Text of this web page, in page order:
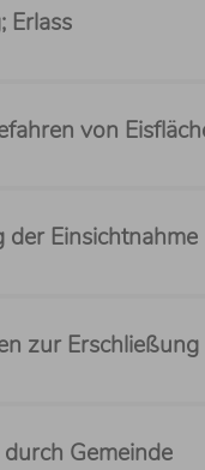
Erlass
von
der Einsichtnahme
zur Erschließung
Gemeinde